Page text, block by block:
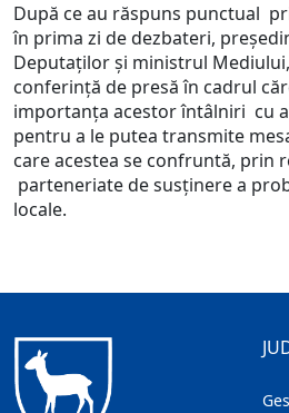
După ce au răspuns punctual
în prima zi de dezbateri,
Deputaţilor şi ministrul
conferinţă de presă în cadrul
importanţa acestor întâlniri cu
pentru a le putea transmite
care acestea se confruntă, prin
parteneriate de susţinere a
locale.